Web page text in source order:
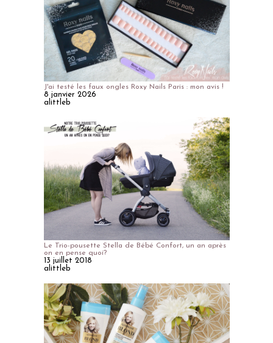
J'ai testé les faux ongles Roxy Nails Paris : mon avis !
8 janvier 2026
alittleb
Le Trio-pousette Stella de Bébé Confort, un an après
on en pense quoi?
13 juillet 2018
alittleb